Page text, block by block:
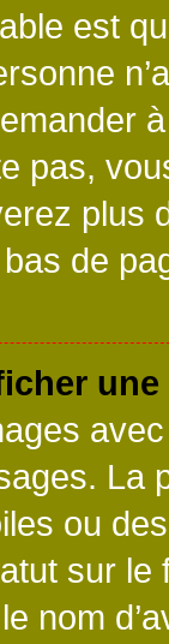
est
pas,
plus
de
La
ou
sur
nom